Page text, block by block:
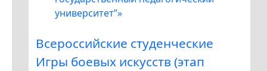
университет”»
Всероссийские студенческие
Игры боевых искусств (этап